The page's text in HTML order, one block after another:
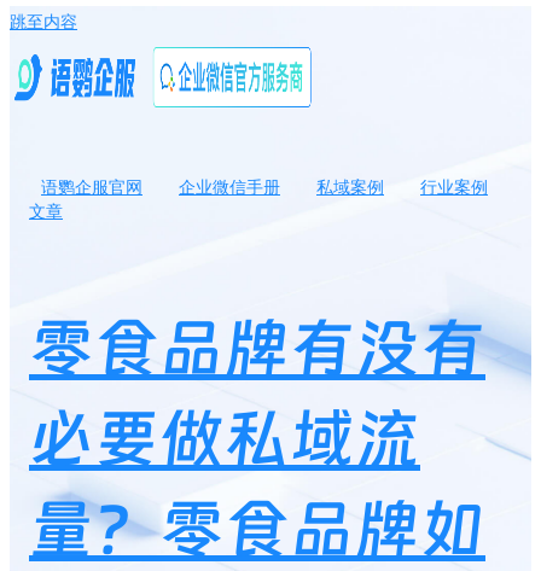
跳至内容
语鹦企服官网 企业微信手册 私域案例
行业案例
文章
零食品牌有没有
必要做私域流
量？零食品牌如